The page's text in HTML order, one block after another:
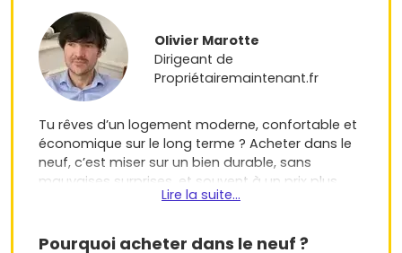
Olivier Marotte
Dirigeant de
Propriétairemaintenant.fr
Tu rêves d’un logement moderne, confortable et
économique sur le long terme ? Acheter dans le
neuf, c’est miser sur un bien durable, sans
mauvaises surprises, et souvent à un prix plus
abordable qu’on ne le pense. En plus des
la construction, il existe aujourd’hui des
Lire la suite...
Pourquoi acheter dans le neuf ?